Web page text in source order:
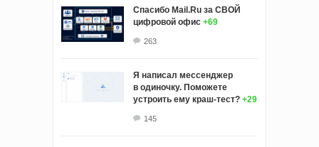
Спасибо Mail.Ru за СВОЙ
цифровой офис +69
263
Я написал мессенджер
в одиночку. Поможете
устроить ему краш‑тест? +29
145